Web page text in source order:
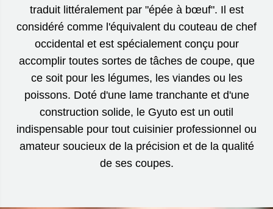
traduit littéralement par "épée à bœuf". Il est
considéré comme l'équivalent du couteau de chef
occidental et est spécialement conçu pour
accomplir toutes sortes de tâches de coupe, que
ce soit pour les légumes, les viandes ou les
poissons. Doté d'une lame tranchante et d'une
construction solide, le Gyuto est un outil
indispensable pour tout cuisinier professionnel ou
amateur soucieux de la précision et de la qualité
de ses coupes.